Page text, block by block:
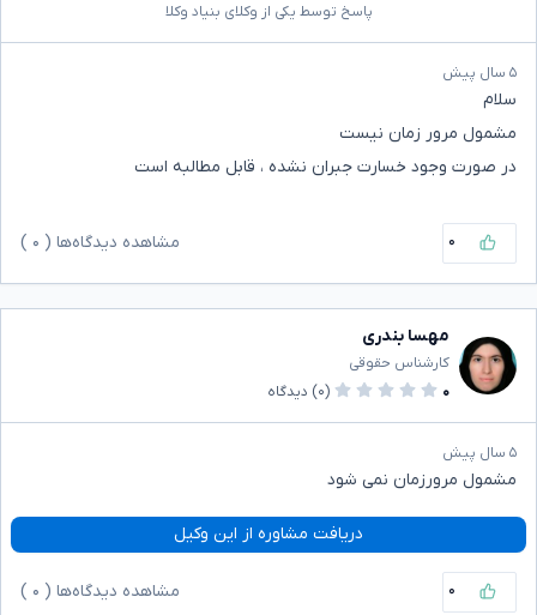
پاسخ توسط یکی از وکلای بنیاد وکلا
۵ سال پیش
سلام
مشمول مرور زمان نیست
در صورت وجود خسارت جبران نشده ، قابل مطالبه است
۰ مشاهده دیدگاه‌ها ( ۰
مهسا بندری
کارشناس حقوقی
۰
(۰) دیدگاه
۵ سال پیش
مشمول مرورزمان نمی شود
دریافت مشاوره از این وکیل
۰ مشاهده دیدگاه‌ها ( ۰